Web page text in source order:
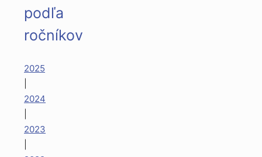
podľa
ročníkov
2025
2024
2023